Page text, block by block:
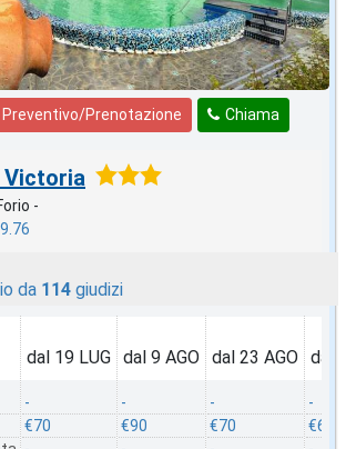
Chiama
Preventivo/Prenotazione
Victoria
-
da 114 giudizi
dal 19 LUG
-
€70
dal 9 AGO
-
€90
dal 23 AGO
-
€70
dal
-
€60